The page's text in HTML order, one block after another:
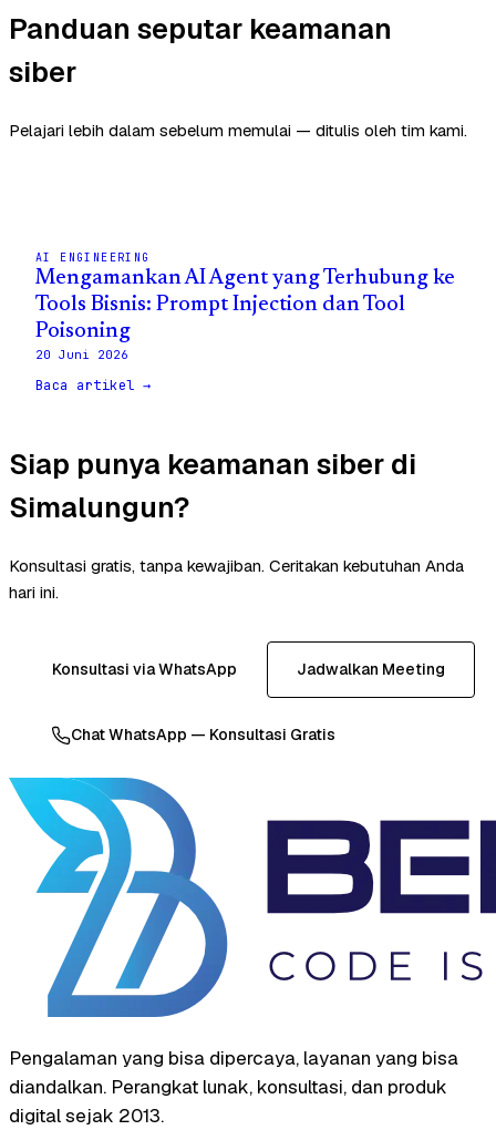
Panduan seputar keamanan
siber
Pelajari lebih dalam sebelum memulai — ditulis oleh tim kami.
AI ENGINEERING
Mengamankan AI Agent yang Terhubung ke
Tools Bisnis: Prompt Injection dan Tool
Poisoning
20 Juni 2026
Baca artikel →
Siap punya keamanan siber di
Simalungun?
Konsultasi gratis, tanpa kewajiban. Ceritakan kebutuhan Anda
hari ini.
Konsultasi via WhatsApp Jadwalkan Meeting
Chat WhatsApp — Konsultasi Gratis
Pengalaman yang bisa dipercaya, layanan yang bisa
diandalkan. Perangkat lunak, konsultasi, dan produk
digital sejak 2013.